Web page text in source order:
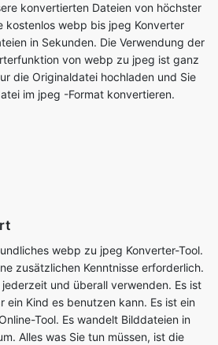
die Originaldatei hochladen und Sie
im jpeg -Format konvertieren.
webp zu jpeg Konverter-Tool.
zusätzlichen Kenntnisse erforderlich.
Kind es benutzen kann. Es ist ein
Tool. Es wandelt Bilddateien in
Alles was Sie tun müssen, ist die
und Sie erhalten eine transformierte
Jeder, der ein Telefon, Tablet, Laptop
Tool zugreifen und es kostenlos
verwenden.